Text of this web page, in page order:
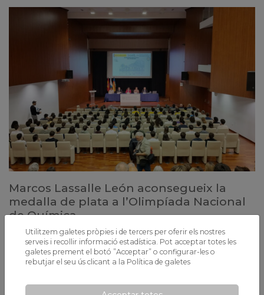
Marcos Lassalle León aconsegueix la
medalla de plata a l’Olimpíada Nacional
de Química
L’alumne de 2n de Batxillerat de Xaloc ha estat el primer classificat de
Catalunya en una competició estatal amb 120 participants
celebrada aquest cap de setmana a Alacant.
Utilitzem galetes pròpies i de tercers per oferir els nostres
serveis i recollir informació estadística. Pot acceptar totes les
galetes prement el botó ”Acceptar” o configurar-les o
rebutjar el seu ús clicant a la Política de galetes